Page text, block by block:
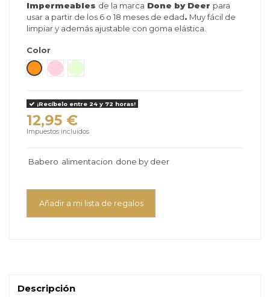
Impermeables de la marca Done by Deer para
usar a partir de los 6 o 18 meses de edad. Muy fácil de
limpiar y además ajustable con goma elástica.
Color
NaranjaRosa PastelVerde pastel
¡Recíbelo entre 24 y 72 horas!
12,95 €
Impuestos incluidos
Babero alimentacion done by deer
Añadir a mi lista de regalos
Descripción